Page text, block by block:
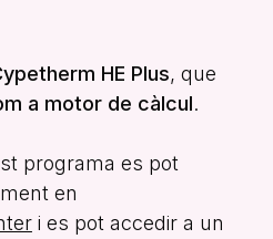
HE Plus, que
a motor de càlcul.
programa es pot
en
i es pot accedir a un